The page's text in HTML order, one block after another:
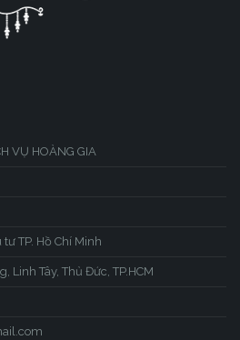
VỤ HOÀNG GIA
TP. Hồ Chí Minh
Linh Tây, Thủ Đức, TP.HCM